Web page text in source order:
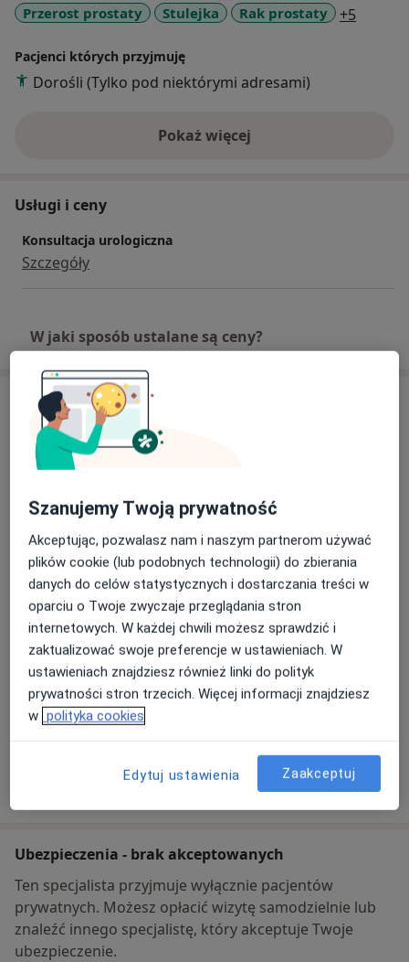
Przerost prostaty
Stulejka Rak prostaty +5
Pacjenci których przyjmuję
Dorośli (Tylko pod niektórymi adresami)
Pokaż więcejo doświadczeniu
Usługi i ceny
Konsultacja urologiczna
Szczegóły
W jaki sposób ustalane są ceny?
Adresy (3)
Adres 1 Adres 2
Instytut Medycyny Wsi im. Witolda
Chodźki w Lublinie
Jaczewskiego 2,20-950 Lublin
Powiększ mapęotwiera się w nowej karcie
Dostępność
W tym gabinecie nie można umawiać wizyt przez
internet
Co mam zrobić w tej sytuacji?
Pokaż więcejo adresie
Ubezpieczenia - brak akceptowanych
Ten specjalista przyjmuje wyłącznie pacjentów
prywatnych. Możesz opłacić wizytę samodzielnie lub
znaleźć innego specjalistę, który akceptuje Twoje
ubezpieczenie.
Szanujemy Twoją prywatność
Akceptując, pozwalasz nam i naszym partnerom używać
plików cookie (lub podobnych technologii) do zbierania
danych do celów statystycznych i dostarczania treści w
oparciu o Twoje zwyczaje przeglądania stron
internetowych. W każdej chwili możesz sprawdzić i
zaktualizować swoje preferencje w ustawieniach. W
ustawieniach znajdziesz również linki do polityk
prywatności stron trzecich. Więcej informacji znajdziesz
w polityka cookies
Edytuj ustawienia Zaakceptuj